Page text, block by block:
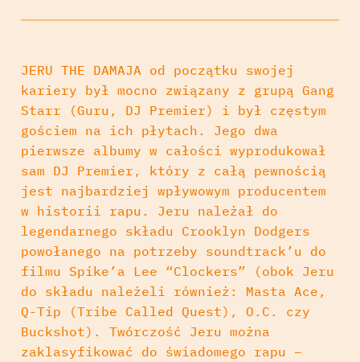
JERU THE DAMAJA od początku swojej
kariery był mocno związany z grupą Gang
Starr (Guru, DJ Premier) i był częstym
gościem na ich płytach. Jego dwa
pierwsze albumy w całości wyprodukował
sam DJ Premier, który z całą pewnością
jest najbardziej wpływowym producentem
w historii rapu. Jeru należał do
legendarnego składu Crooklyn Dodgers
powołanego na potrzeby soundtrack’u do
filmu Spike’a Lee “Clockers” (obok Jeru
do składu należeli również: Masta Ace,
Q-Tip (Tribe Called Quest), O.C. czy
Buckshot). Twórczość Jeru można
zaklasyfikować do świadomego rapu –